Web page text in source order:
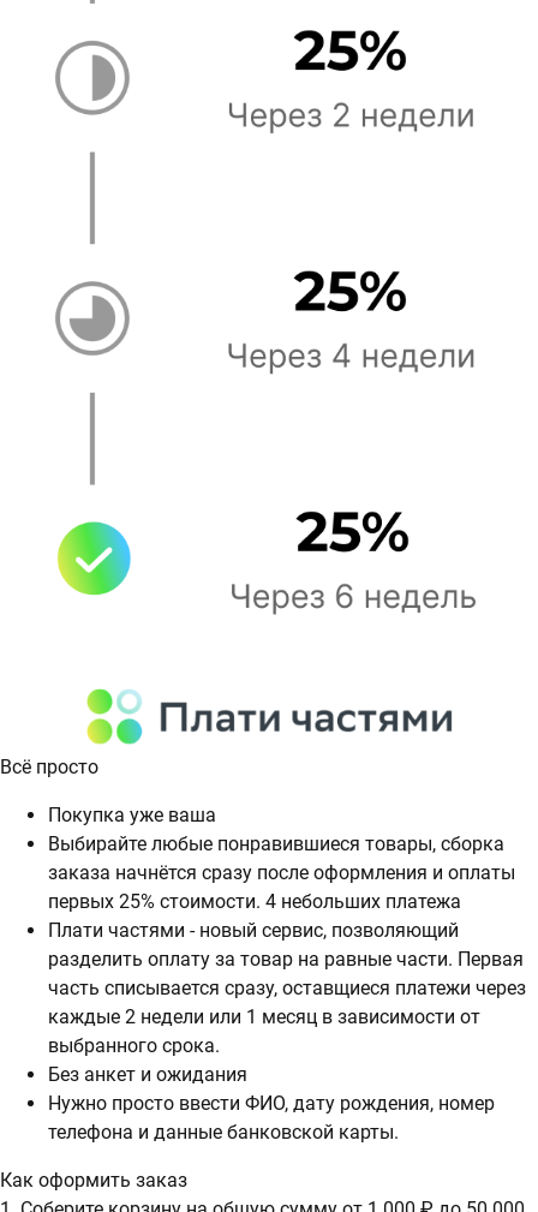
Всё просто
Покупка уже ваша
Выбирайте любые понравившиеся товары, сборка
заказа начнётся сразу после оформления и оплаты
первых 25% стоимости. 4 небольших платежа
Плати частями - новый сервис, позволяющий
разделить оплату за товар на равные части. Первая
часть списывается сразу, оставщиеся платежи через
каждые 2 недели или 1 месяц в зависимости от
выбранного срока.
Без анкет и ожидания
Нужно просто ввести ФИО, дату рождения, номер
телефона и данные банковской карты.
Как оформить заказ